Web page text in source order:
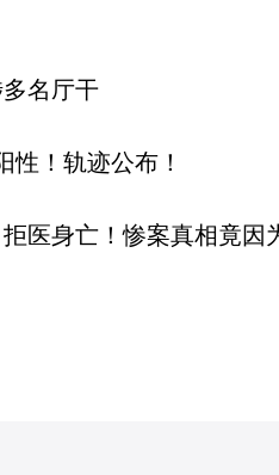
名厅干
！轨迹公布！
医身亡！惨案真相竟